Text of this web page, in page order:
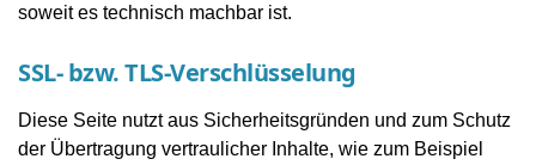
soweit es technisch machbar ist.
SSL- bzw. TLS-Verschlüsselung
Diese Seite nutzt aus Sicherheitsgründen und zum Schutz
der Übertragung vertraulicher Inhalte, wie zum Beispiel